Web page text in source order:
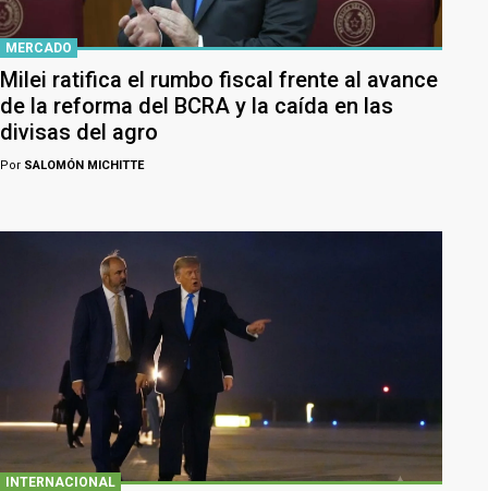
MERCADO
Milei ratifica el rumbo fiscal frente al avance
de la reforma del BCRA y la caída en las
divisas del agro
Por SALOMÓN MICHITTE
INTERNACIONAL